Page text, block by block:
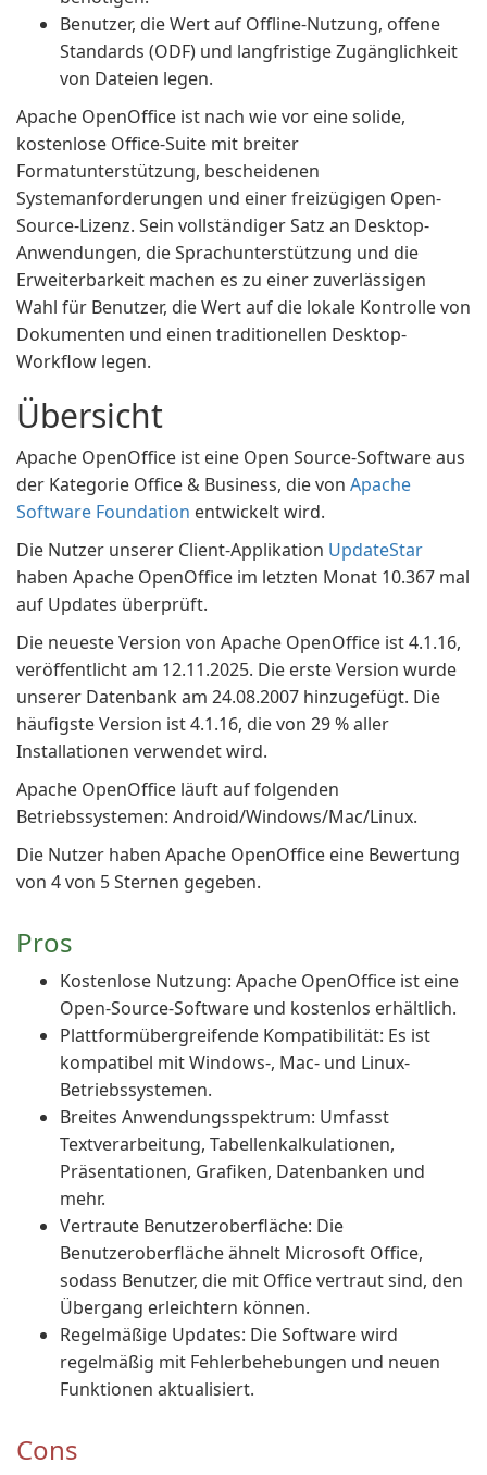
Benutzer, die Wert auf Offline-Nutzung, offene
Standards (ODF) und langfristige Zugänglichkeit
von Dateien legen.
Apache OpenOffice ist nach wie vor eine solide,
kostenlose Office-Suite mit breiter
Formatunterstützung, bescheidenen
Systemanforderungen und einer freizügigen Open-
Source-Lizenz. Sein vollständiger Satz an Desktop-
Anwendungen, die Sprachunterstützung und die
Erweiterbarkeit machen es zu einer zuverlässigen
Wahl für Benutzer, die Wert auf die lokale Kontrolle von
Dokumenten und einen traditionellen Desktop-
Workflow legen.
Übersicht
Apache OpenOffice ist eine Open Source-Software aus
der Kategorie Office & Business, die von Apache
Software Foundation entwickelt wird.
Die Nutzer unserer Client-Applikation UpdateStar
haben Apache OpenOffice im letzten Monat 10.367 mal
auf Updates überprüft.
Die neueste Version von Apache OpenOffice ist 4.1.16,
veröffentlicht am 12.11.2025. Die erste Version wurde
unserer Datenbank am 24.08.2007 hinzugefügt. Die
häufigste Version ist 4.1.16, die von 29 % aller
Installationen verwendet wird.
Apache OpenOffice läuft auf folgenden
Betriebssystemen: Android/Windows/Mac/Linux.
Die Nutzer haben Apache OpenOffice eine Bewertung
von 4 von 5 Sternen gegeben.
Pros
Kostenlose Nutzung: Apache OpenOffice ist eine
Open-Source-Software und kostenlos erhältlich.
Plattformübergreifende Kompatibilität: Es ist
kompatibel mit Windows-, Mac- und Linux-
Betriebssystemen.
Breites Anwendungsspektrum: Umfasst
Textverarbeitung, Tabellenkalkulationen,
Präsentationen, Grafiken, Datenbanken und
mehr.
Vertraute Benutzeroberfläche: Die
Benutzeroberfläche ähnelt Microsoft Office,
sodass Benutzer, die mit Office vertraut sind, den
Übergang erleichtern können.
Regelmäßige Updates: Die Software wird
regelmäßig mit Fehlerbehebungen und neuen
Funktionen aktualisiert.
Cons